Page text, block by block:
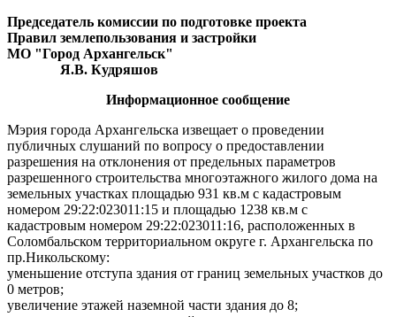
Председатель комиссии по подготовке проекта
Правил землепользования и застройки
МО "Город Архангельск"
Я.В. Кудряшов
Информационное сообщение
Мэрия города Архангельска извещает о проведении
публичных слушаний по вопросу о предоставлении
разрешения на отклонения от предельных параметров
разрешенного строительства многоэтажного жилого дома на
земельных участках площадью 931 кв.м с кадастровым
номером 29:22:023011:15 и площадью 1238 кв.м с
кадастровым номером 29:22:023011:16, расположенных в
Соломбальском территориальном округе г. Архангельска по
пр.Никольскому:
уменьшение отступа здания от границ земельных участков до
0 метров;
увеличение этажей наземной части здания до 8;